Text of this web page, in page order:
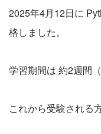
2025年4月12日に
格しました。
学習期間は 約2週間
これから受験される